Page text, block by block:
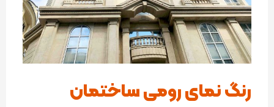
رنگ نمای رومی ساختمان